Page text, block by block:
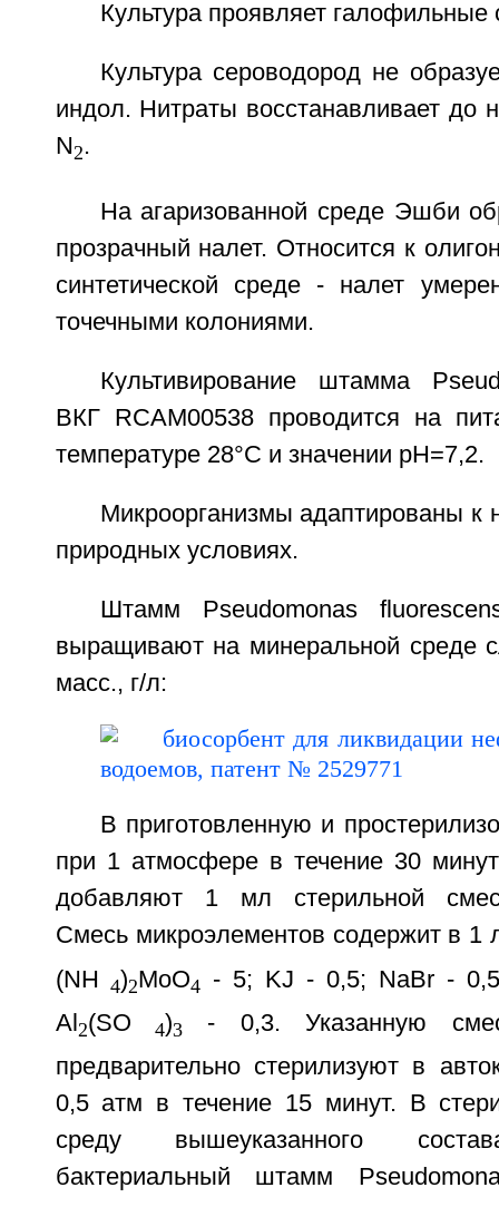
Культура проявляет галофильные
Культура сероводород не
индол. Нитраты восстанавливает до
N2.
На агаризованной среде Эшби
прозрачный налет. Относится к
синтетической среде - налет
точечными колониями.
Культивирование штамма
ВКГ RCAM00538 проводится на
температуре 28°C и значении рН=7,2.
Микроорганизмы адаптированы к
природных условиях.
Штамм Pseudomonas
выращивают на минеральной среде
масс., г/л:
В приготовленную и
при 1 атмосфере в течение 30
добавляют 1 мл стерильной
Смесь микроэлементов содержит в 1
(NH 4)2MoO4 - 5; KJ - 0,5; NaBr -
Al 2(SO 4)3
- 0,3. Указанную
предварительно стерилизуют в
0,5 атм в течение 15 минут. В
среду вышеуказанного
бактериальный штамм